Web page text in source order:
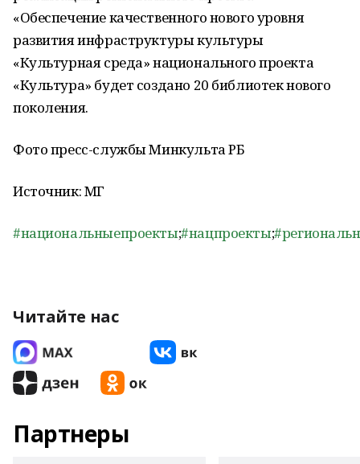
«Обеспечение качественного нового уровня
развития инфраструктуры культуры
«Культурная среда» национального проекта
«Культура» будет создано 20 библиотек нового
поколения.
Фото пресс-службы Минкульта РБ
Источник: МГ
#национальныепроекты;#нацпроекты;
Читайте нас
Партнеры